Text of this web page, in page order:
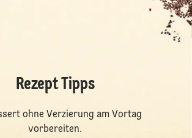
Rezept Tipps
ohne Verzierung am Vortag
vorbereiten.